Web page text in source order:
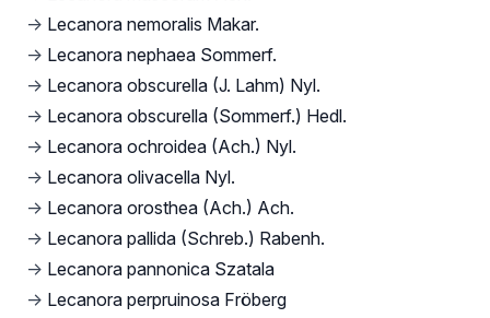
→ Lecanora nemoralis Makar.
→ Lecanora nephaea Sommerf.
→ Lecanora obscurella (J. Lahm) Nyl.
→ Lecanora obscurella (Sommerf.) Hedl.
→ Lecanora ochroidea (Ach.) Nyl.
→ Lecanora olivacella Nyl.
→ Lecanora orosthea (Ach.) Ach.
→ Lecanora pallida (Schreb.) Rabenh.
→ Lecanora pannonica Szatala
→ Lecanora perpruinosa Fröberg